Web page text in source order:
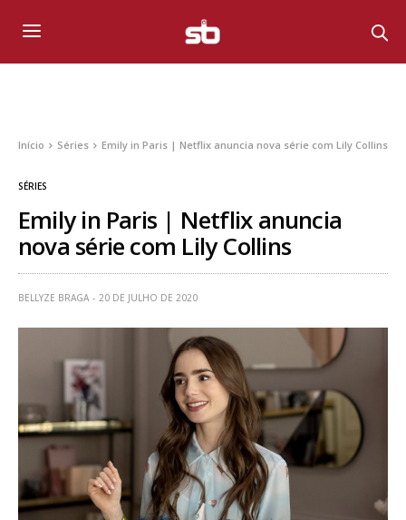
Início Séries Emily in Paris | Netflix anuncia nova série com Lily Collins
SÉRIES
Emily in Paris | Netflix anuncia
nova série com Lily Collins
BELLYZE BRAGA 20 DE JULHO DE 2020